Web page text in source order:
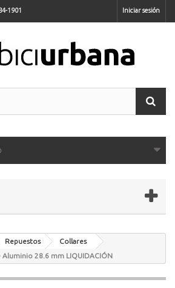
1901 Iniciar sesión
Repuestos
Collares
28.6 mm LIQUIDACIÓN